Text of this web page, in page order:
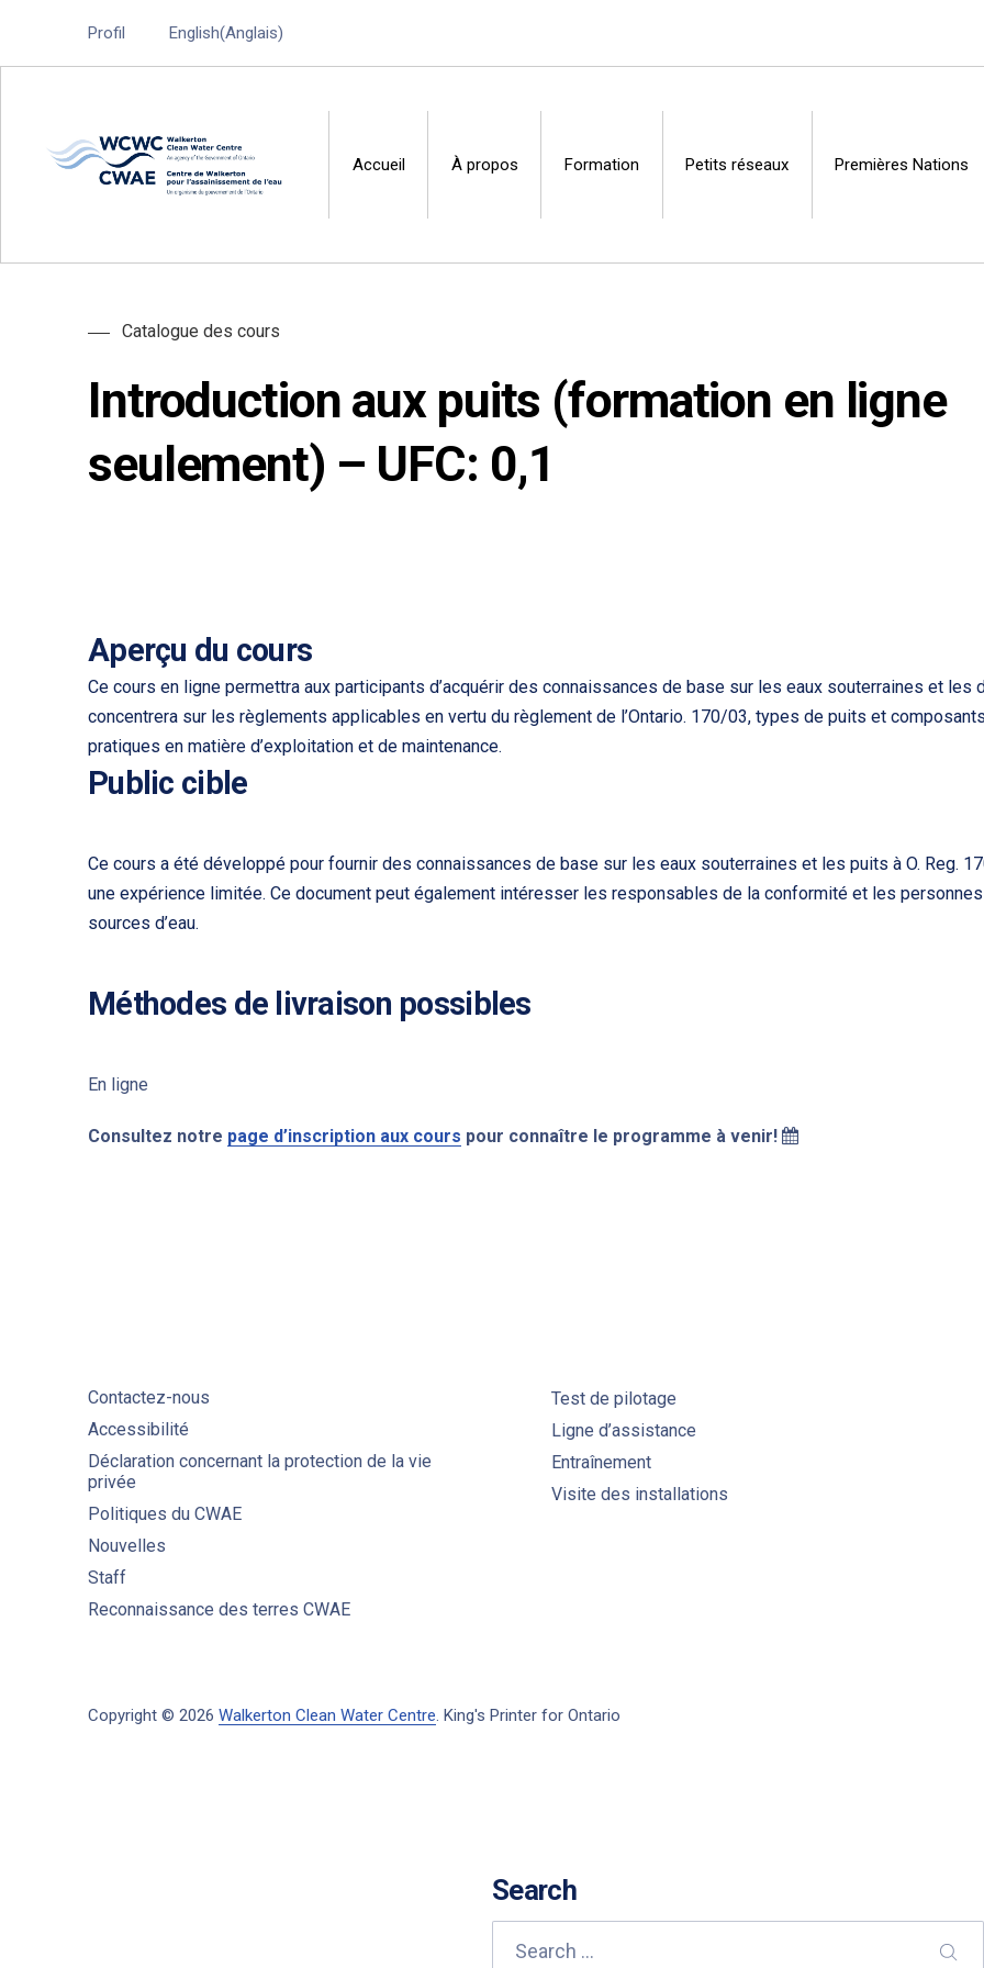
Profil English(Anglais)
Walkerton Clean Water Centre
Accueil À propos Formation Petits réseaux Premières Nations
Catalogue des cours
Introduction aux puits (formation en ligne
seulement) – UFC: 0,1
Aperçu du cours
Ce cours en ligne permettra aux participants d’acquérir des connaissances de base sur les eaux souterraines et les
concentrera sur les règlements applicables en vertu du règlement de l’Ontario. 170/03, types de puits et
pratiques en matière d’exploitation et de maintenance.
Public cible
Ce cours a été développé pour fournir des connaissances de base sur les eaux souterraines et les puits à O. Reg.
une expérience limitée. Ce document peut également intéresser les responsables de la conformité et les
sources d’eau.
Méthodes de livraison possibles
En ligne
Consultez notre page d’inscription aux cours pour connaître le programme à venir!
Contactez-nous
Accessibilité
Déclaration concernant la protection de la vie
privée
Politiques du CWAE
Nouvelles
Staff
Reconnaissance des terres CWAE
Test de pilotage
Ligne d’assistance
Entraînement
Visite des installations
Copyright © 2026 Walkerton Clean Water Centre. King's Printer for Ontario
Search